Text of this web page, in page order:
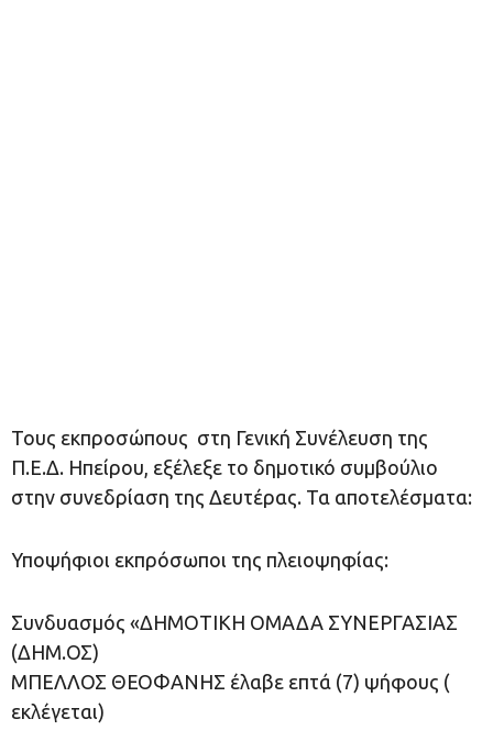
Τους εκπροσώπους στη Γενική Συνέλευση της
Π.Ε.Δ. Ηπείρου, εξέλεξε το δημοτικό συμβούλιο
στην συνεδρίαση της Δευτέρας. Τα αποτελέσματα:
Υποψήφιοι εκπρόσωποι της πλειοψηφίας:
Συνδυασμός «ΔΗΜΟΤΙΚΗ ΟΜΑΔΑ ΣΥΝΕΡΓΑΣΙΑΣ
(ΔΗΜ.ΟΣ)
ΜΠΕΛΛΟΣ ΘΕΟΦΑΝΗΣ έλαβε επτά (7) ψήφους (
εκλέγεται)